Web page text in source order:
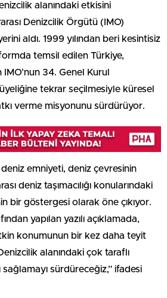
alanındaki etkisini
Denizcilik Örgütü (IMO)
aldı. 1999 yılından beri kesintisiz
temsil edilen Türkiye,
34. Genel Kurul
tekrar seçilmesiyle küresel
verme misyonunu sürdürüyor.
emniyeti, deniz çevresinin
deniz taşımacılığı konularındaki
bir göstergesi olarak öne çıkıyor.
yapılan yazılı açıklamada,
konumunun bir kez daha teyit
alanındaki çok taraflı
sürdüreceğiz,” ifadesi